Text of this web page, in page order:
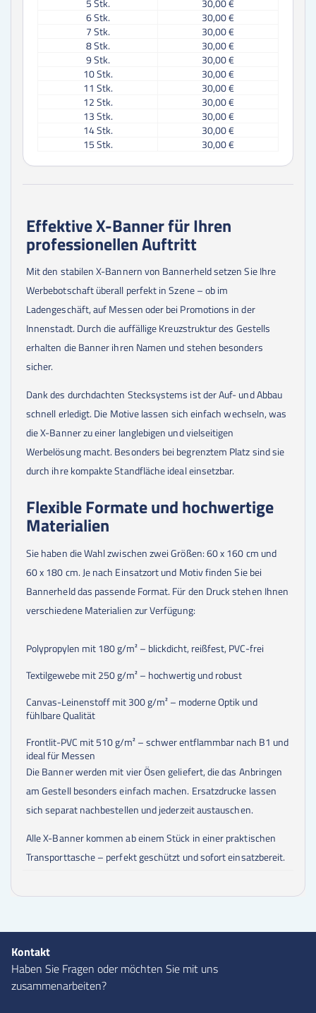
6Stk.
30,00 €
7Stk.
30,00 €
8Stk.
30,00 €
9Stk.
30,00 €
10Stk.
30,00 €
11 Stk.
30,00 €
12Stk.
30,00 €
13Stk.
30,00 €
14Stk.
30,00 €
15Stk.
30,00 €
18Stk.
30,00 €
21 Stk.
30,00 €
22Stk.
24Stk.
30,00 €
25 Stk.
30,00 €
30Stk.
30,00 €
35Stk.
30,00 €
36Stk.
30,00 €
40
Stk.
30,00 €
45Stk.
30,00 €
Effektive X-Banner für Ihren
professionellen Auftritt
Mit den stabilen X-Bannern von Bannerheld setzen Sie Ihre
Werbebotschaft überall perfekt in Szene – ob im
Ladengeschäft, auf Messen oder bei Promotions in der
Innenstadt. Durch die auffällige Kreuzstruktur des Gestells
erhalten die Banner ihren Namen und stehen besonders
sicher.
Dank des durchdachten Stecksystems ist der Auf- und Abbau
schnell erledigt. Die Motive lassen sich einfach wechseln, was
die X-Banner zu einer langlebigen und vielseitigen
Werbelösung macht. Besonders bei begrenztem Platz sind sie
durch ihre kompakte Standfläche ideal einsetzbar.
Flexible Formate und hochwertige
Materialien
Sie haben die Wahl zwischen zwei Größen: 60 x 160 cm und
60 x 180 cm. Je nach Einsatzort und Motiv finden Sie bei
Bannerheld das passende Format. Für den Druck stehen Ihnen
verschiedene Materialien zur Verfügung:
Polypropylen mit 180 g/m² – blickdicht, reißfest, PVC-frei
Textilgewebe mit 250 g/m² – hochwertig und robust
Canvas-Leinenstoff mit 300 g/m² – moderne Optik und
fühlbare Qualität
Frontlit-PVC mit 510 g/m² – schwer entflammbar nach B1 und
ideal für Messen
Die Banner werden mit vier Ösen geliefert, die das Anbringen
am Gestell besonders einfach machen. Ersatzdrucke lassen
sich separat nachbestellen und jederzeit austauschen.
Alle X-Banner kommen ab einem Stück in einer praktischen
Transporttasche – perfekt geschützt und sofort einsatzbereit.
Kontakt
Haben Sie Fragen oder möchten Sie mit uns
zusammenarbeiten?